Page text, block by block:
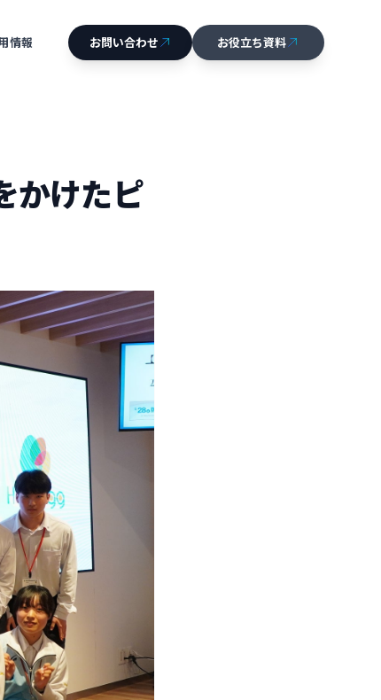
情報
お問い合わせ
CONTACT
お役立ち資料
DOCUMENT
かけたピ